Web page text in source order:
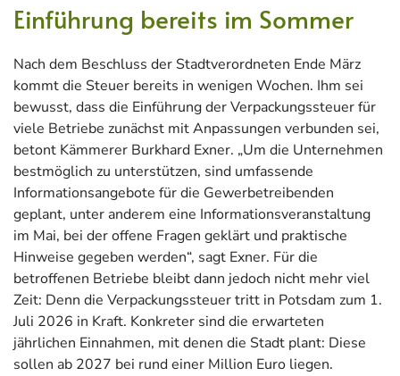
Einführung bereits im Sommer
Nach dem Beschluss der Stadtverordneten Ende März
kommt die Steuer bereits in wenigen Wochen. Ihm sei
bewusst, dass die Einführung der Verpackungssteuer für
viele Betriebe zunächst mit Anpassungen verbunden sei,
betont Kämmerer Burkhard Exner. „Um die Unternehmen
bestmöglich zu unterstützen, sind umfassende
Informationsangebote für die Gewerbetreibenden
geplant, unter anderem eine Informationsveranstaltung
im Mai, bei der offene Fragen geklärt und praktische
Hinweise gegeben werden“, sagt Exner. Für die
betroffenen Betriebe bleibt dann jedoch nicht mehr viel
Zeit: Denn die Verpackungssteuer tritt in Potsdam zum 1.
Juli 2026 in Kraft. Konkreter sind die erwarteten
jährlichen Einnahmen, mit denen die Stadt plant: Diese
sollen ab 2027 bei rund einer Million Euro liegen.